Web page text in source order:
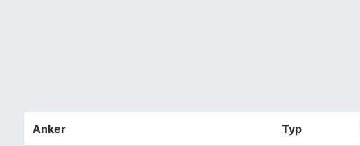
Anker Typ